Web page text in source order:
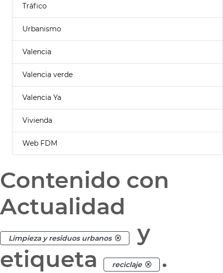
Tráfico
Urbanismo
Valencia
Valencia verde
Valencia Ya
Vivienda
Web FDM
Contenido con
Actualidad
Limpieza y residuos urbanos
y
etiqueta
reciclaje .